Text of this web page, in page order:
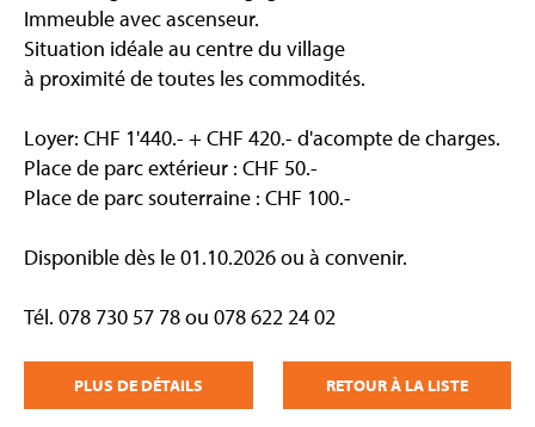
Immeuble avec ascenseur.
Situation idéale au centre du village
à proximité de toutes les commodités.
Loyer: CHF 1'440.- + CHF 420.- d'acompte de charges.
Place de parc extérieur : CHF 50.-
Place de parc souterraine : CHF 100.-
Disponible dès le 01.10.2026 ou à convenir.
Tél. 078 730 57 78 ou 078 622 24 02
PLUS DE DÉTAILS RETOUR À LA LISTE